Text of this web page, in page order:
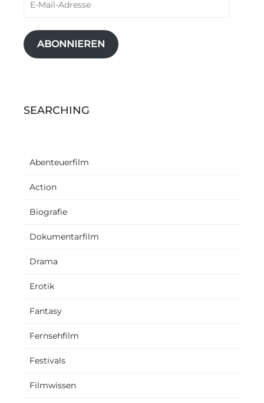
Mail-
ABONNIEREN
SEARCHING
Abenteuerfilm
Action
Biografie
Dokumentarfilm
Drama
Erotik
Fantasy
Fernsehfilm
Festivals
Filmwissen